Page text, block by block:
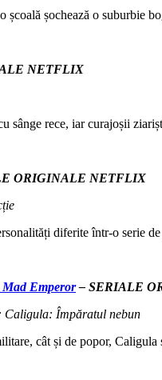
școală șochează o suburbie
NETFLIX
sânge rece, iar curajoșii
ORIGINALE NETFLIX
diferite într-o serie
Emperor – SERIALE
Caligula: Împăratul nebun
cât și de popor, Caligula